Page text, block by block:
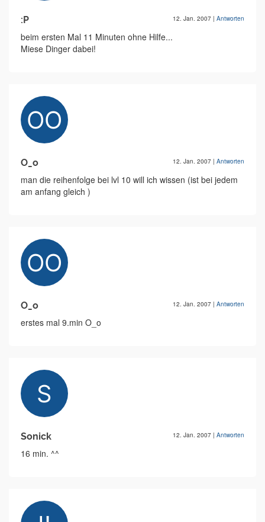
:P 12. Jan. 2007 | Antworten
beim ersten Mal 11 Minuten ohne Hilfe...
Miese Dinger dabei!
O_o 12. Jan. 2007 | Antworten
man die reihenfolge bei lvl 10 will ich wissen (ist bei jedem
am anfang gleich )
O_o 12. Jan. 2007 | Antworten
erstes mal 9.min O_o
Sonick 12. Jan. 2007 | Antworten
16 min. ^^